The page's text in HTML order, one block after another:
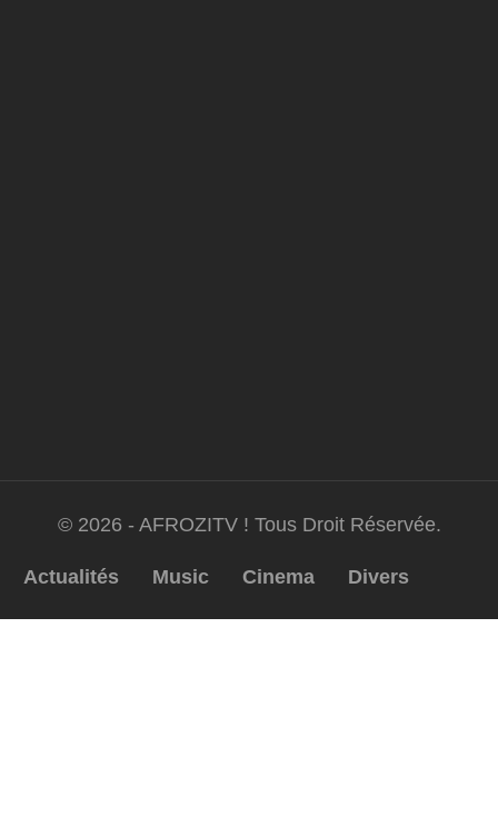
© 2026 - AFROZITV ! Tous Droit Réservée.
Actualités Music Cinema Divers